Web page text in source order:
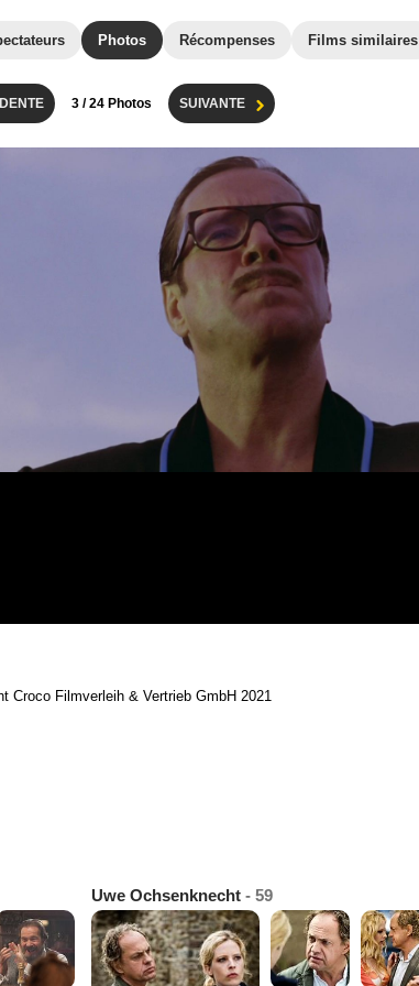
Photos Récompenses Films similaires
3 / 24 Photos SUIVANTE
Croco Filmverleih & Vertrieb GmbH 2021
Uwe Ochsenknecht - 59